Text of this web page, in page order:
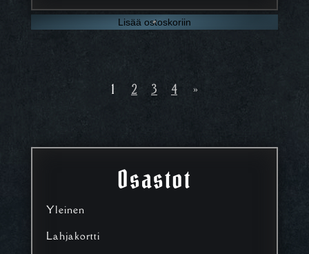
Osastot
Yleinen
Lahjakortti
Lisää ostoskoriin
1 2 3 4 »